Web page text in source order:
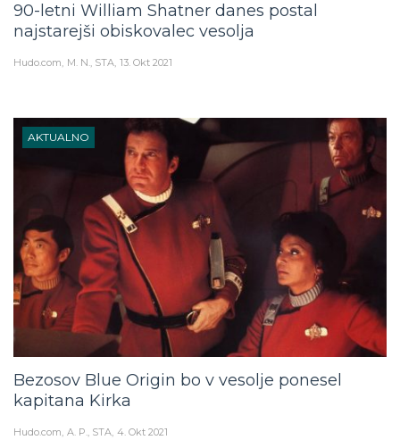
90-letni William Shatner danes postal
najstarejši obiskovalec vesolja
Hudo.com M. N., STA 13. Okt 2021
AKTUALNO
Bezosov Blue Origin bo v vesolje ponesel
kapitana Kirka
Hudo.com A. P., STA 4. Okt 2021